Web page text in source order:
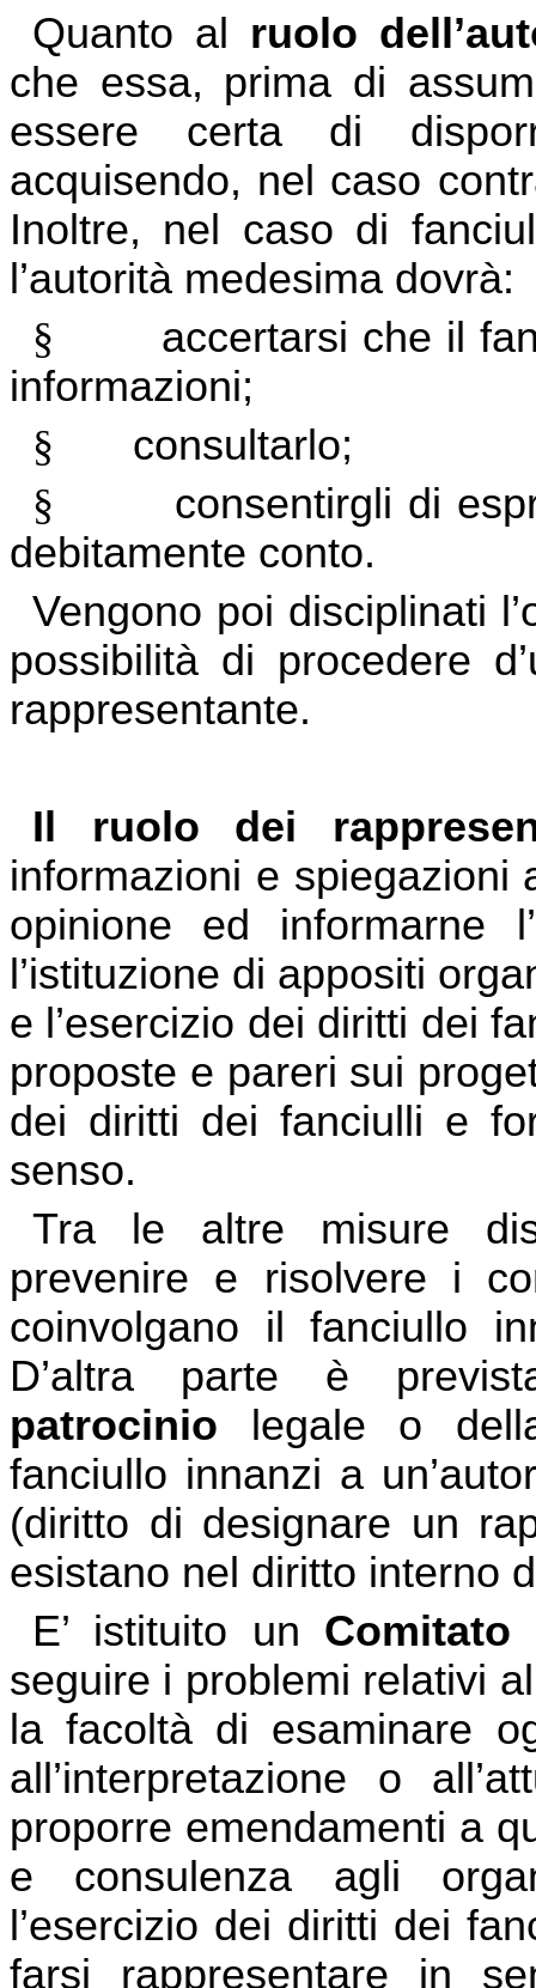
Quanto al ruolo
che essa, prima di
essere certa di
acquisendo, nel caso
Inoltre, nel caso di
l’autorità medesima dovrà:
§
accertarsi che il
informazioni;
§
consultarlo;
§
consentirgli di
debitamente conto.
Vengono poi disciplinati
possibilità di procedere
rappresentante.
Il ruolo dei
informazioni e spiegazioni
opinione ed informarne
l’istituzione di appositi
e l’esercizio dei diritti dei
proposte e pareri sui
dei diritti dei fanciulli e
senso.
Tra le altre misure
prevenire e risolvere i
coinvolgano il fanciullo
D’altra parte è
patrocinio
legale o
fanciullo innanzi a
(diritto di designare un
esistano nel diritto interno
E’ istituito un Comitato
seguire i problemi relativi
la facoltà di esaminare
all’interpretazione o
proporre emendamenti a
e consulenza agli
l’esercizio dei diritti dei
farsi rappresentare in